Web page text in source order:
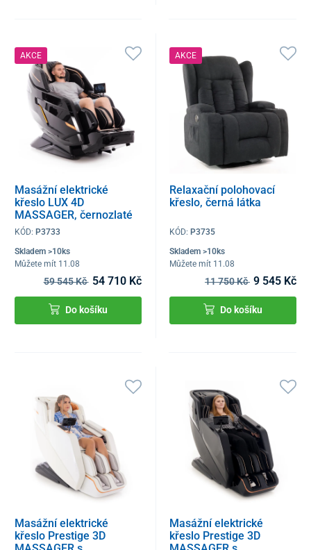
AKCE
Masážní elektrické
křeslo LUX 4D
MASSAGER, černozlaté
KÓD: P3733
Skladem >10ks
Můžete mít 11.08
59 545 Kč 54 710 Kč
Do košíku
AKCE
Relaxační polohovací
křeslo, černá látka
KÓD:P3735
Skladem >10ks
Můžete mít 11.08
11 750 Kč 9 545 Kč
Do košíku
Masážní elektrické
křeslo Prestige 3D
Masážní elektrické
křeslo Prestige 3D